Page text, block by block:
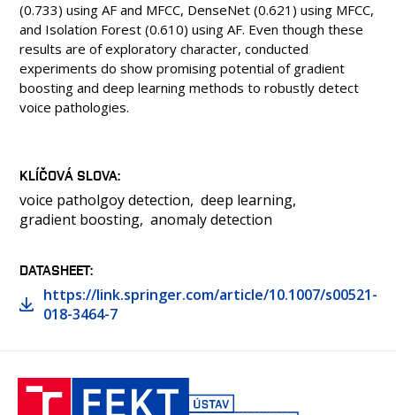
(0.733) using AF and MFCC, DenseNet (0.621) using MFCC,
and Isolation Forest (0.610) using AF. Even though these
results are of exploratory character, conducted
experiments do show promising potential of gradient
boosting and deep learning methods to robustly detect
voice pathologies.
KLÍČOVÁ SLOVA
voice patholgoy detection deep learning
gradient boosting anomaly detection
DATASHEET
https://link.springer.com/article/10.1007/s00521-
018-3464-7